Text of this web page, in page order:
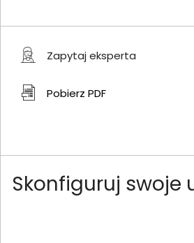
Zapytaj eksperta
Pobierz PDF
Skonfiguruj swoje